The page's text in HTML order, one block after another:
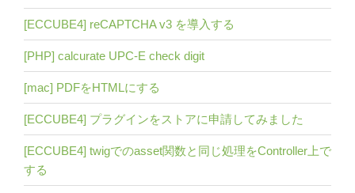
[ECCUBE4] reCAPTCHA v3 を導入する
[PHP] calcurate UPC-E check digit
[mac] PDFをHTMLにする
[ECCUBE4] プラグインをストアに申請してみました
[ECCUBE4] twigでのasset関数と同じ処理をController上で
する